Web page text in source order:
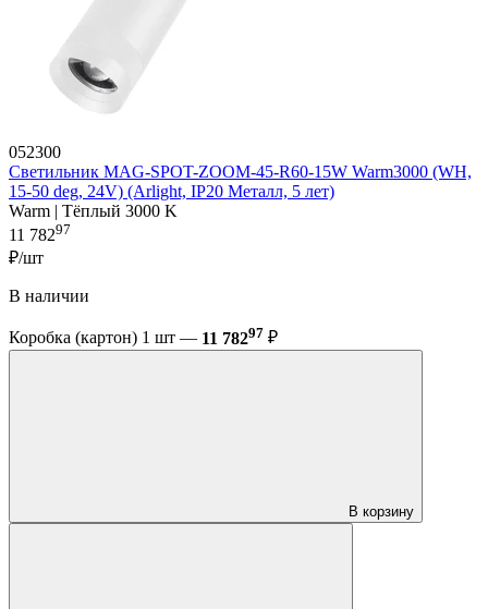
052300
Светильник MAG-SPOT-ZOOM-45-R60-15W Warm3000 (WH,
15-50 deg, 24V) (Arlight, IP20 Металл, 5 лет)
Warm | Тёплый 3000 K
11 78297
₽/шт
В наличии
Коробка (картон) 1 шт — 11 78297 ₽
В корзину